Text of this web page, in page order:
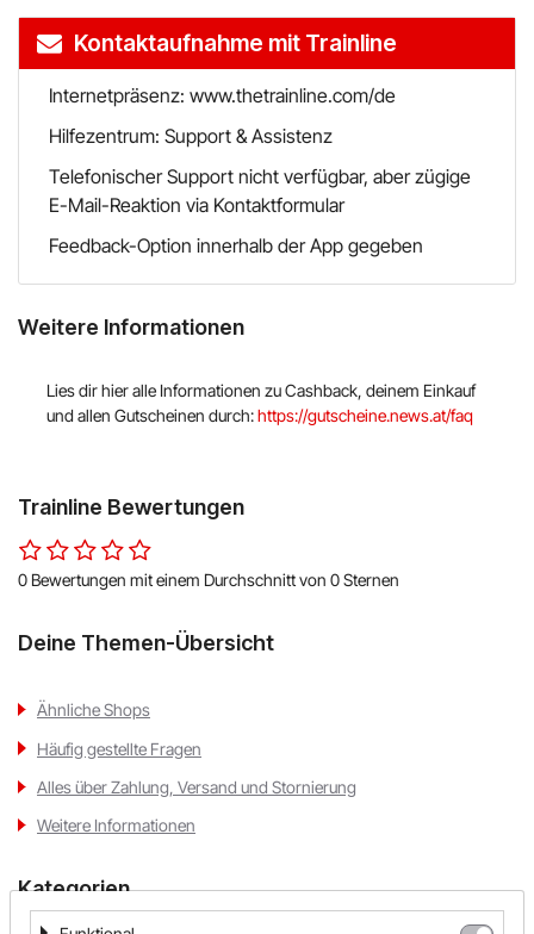
Kontaktaufnahme mit Trainline
Internetpräsenz: www.thetrainline.com/de
Hilfezentrum: Support & Assistenz
Telefonischer Support nicht verfügbar, aber zügige
E-Mail-Reaktion via Kontaktformular
Feedback-Option innerhalb der App gegeben
Weitere Informationen
Lies dir hier alle Informationen zu Cashback, deinem Einkauf
und allen Gutscheinen durch:https://gutscheine.news.at/faq
Trainline Bewertungen
0 Bewertungen mit einem Durchschnitt von 0 Sternen
Deine Themen-Übersicht
Ähnliche Shops
Häufig gestellte Fragen
Alles über Zahlung, Versand und Stornierung
Weitere Informationen
Kategorien